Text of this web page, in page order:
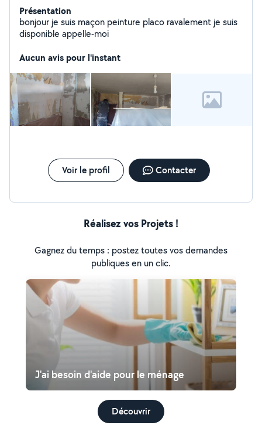
Présentation
bonjour je suis maçon peinture placo ravalement je suis
disponible appelle-moi
Aucun avis pour l'instant
Voir le profil Contacter
Réalisez vos Projets !
Gagnez du temps : postez toutes vos demandes
publiques en un clic.
J'ai besoin d'aide pour le ménage
Découvrir